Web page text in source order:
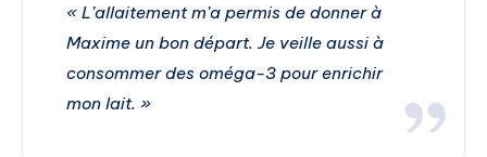
« L’allaitement m’a permis de donner à
Maxime un bon départ. Je veille aussi à
consommer des oméga-3 pour enrichir
mon lait. »